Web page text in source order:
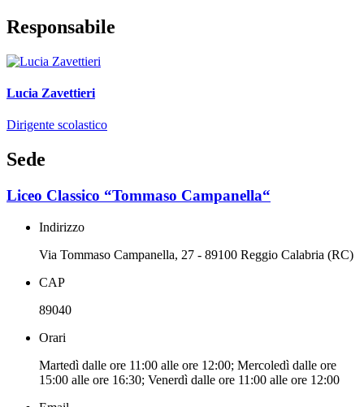
Responsabile
Lucia Zavettieri
Dirigente scolastico
Sede
Liceo Classico “Tommaso Campanella“
Indirizzo
Via Tommaso Campanella, 27 - 89100 Reggio Calabria (RC)
CAP
89040
Orari
Martedì dalle ore 11:00 alle ore 12:00; Mercoledì dalle ore
15:00 alle ore 16:30; Venerdì dalle ore 11:00 alle ore 12:00